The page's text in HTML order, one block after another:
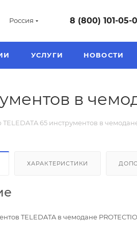
Россия 8 (800) 101-05-
УСЛУГИ НОВОСТИ
в
65 инструментов в
ХАРАКТЕРИСТИКИ
TELEDATA в чемодане